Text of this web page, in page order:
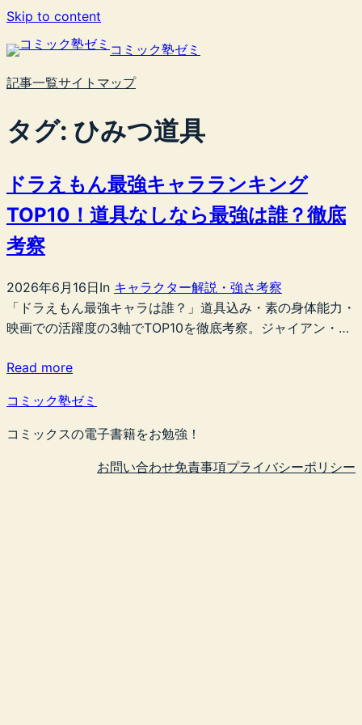
内
を
ス
ッ
プ
Skip to content
コミック塾ゼミ
記事一覧サイトマップ
タグ: ひみつ道具
ドラえもん最強キャラランキング
TOP10！道具なしなら最強は誰？徹底
考察
2026年6月16日In キャラクター解説・強さ考察
「ドラえもん最強キャラは誰？」道具込み・素の身体能力・
映画での活躍度の3軸でTOP10を徹底考察。ジャイアン・…
Read more
コミック塾ゼミ
コミックスの電子書籍をお勉強！
お問い合わせ免責事項プライバシーポリシー